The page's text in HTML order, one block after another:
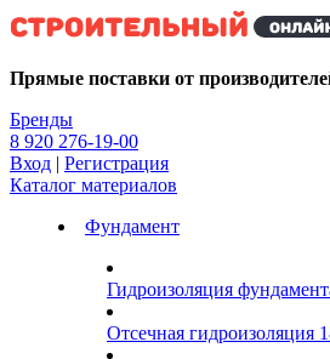
Kg
Прямые поставки от
Бренды
8 920 276-19-00
Вход | Регистрация
Каталог материалов
Фундамент
Гидроизоляция
Отсечная гидроизоляция